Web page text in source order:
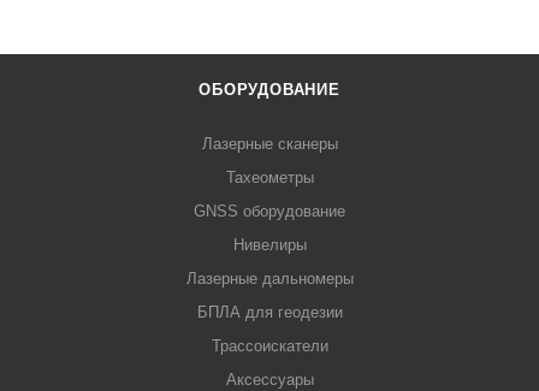
ОБОРУДОВАНИЕ
Лазерные сканеры
Тахеометры
GNSS оборудование
Нивелиры
Лазерные дальномеры
БПЛА для геодезии
Трассоискатели
Аксессуары